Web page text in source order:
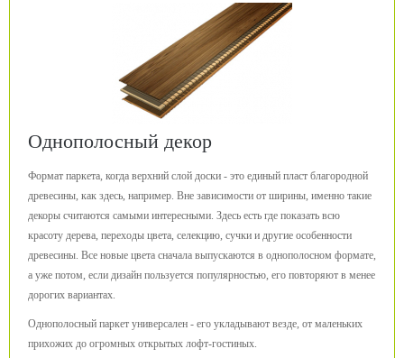
Однополосный декор
Формат паркета, когда верхний слой доски - это единый пласт благородной
древесины, как здесь, например. Вне зависимости от ширины, именно такие
декоры считаются самыми интересными. Здесь есть где показать всю
красоту дерева, переходы цвета, селекцию, сучки и другие особенности
древесины. Все новые цвета сначала выпускаются в однополосном формате,
а уже потом, если дизайн пользуется популярностью, его повторяют в менее
дорогих вариантах.
Однополосный паркет универсален - его укладывают везде, от маленьких
прихожих до огромных открытых лофт-гостиных.